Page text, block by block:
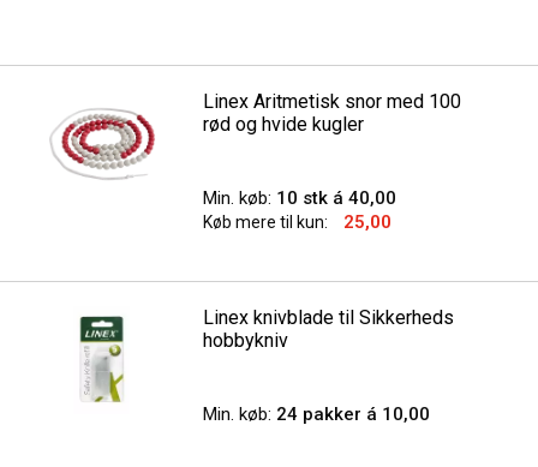
Linex Aritmetisk snor med 100
rød og hvide kugler
Min. køb: 10 stk á 40,00
Køb mere til kun: 25,00
Linex knivblade til Sikkerheds
hobbykniv
Min. køb: 24 pakker á 10,00